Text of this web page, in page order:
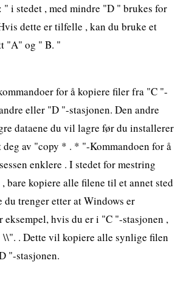
" i stedet , med mindre "D " brukes for
dette er tilfelle , kan du bruke et
"A" og " B. "
for å kopiere filer fra "C "-
eller "D "-stasjonen. Den andre
dataene du vil lagre før du installerer
av "copy * . * "-Kommandoen for å
enklere . I stedet for mestring
bare kopiere alle filene til et annet sted
du trenger etter at Windows er
eksempel, hvis du er i "C "-stasjonen ,
. Dette vil kopiere alle synlige filen
"-stasjonen.